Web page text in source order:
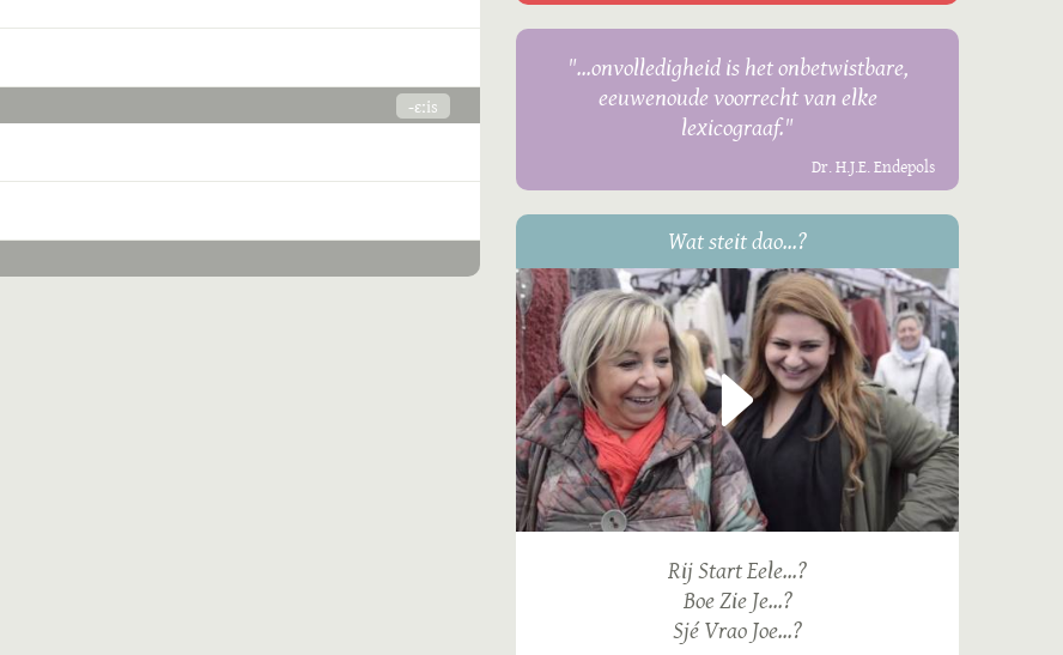
-ɛːis
"...onvolledigheid is het onbetwistbare,
eeuwenoude voorrecht van elke
lexicograaf."
Dr. H.J.E. Endepols
Wat steit dao...?
Rij Start Eele...?
Boe Zie Je...?
Sjé Vrao Joe...?